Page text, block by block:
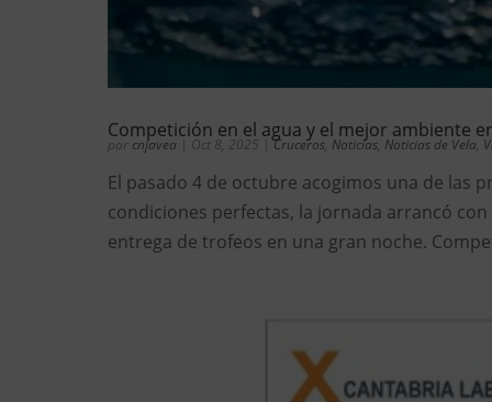
Competición en el agua y el mejor ambiente
por cnjavea | Oct 8, 2025 |Cruceros Noticias Noticias de Vela
El pasado 4 de octubre acogimos una de las
condiciones perfectas, la jornada arrancó
entrega de trofeos en una gran noche.